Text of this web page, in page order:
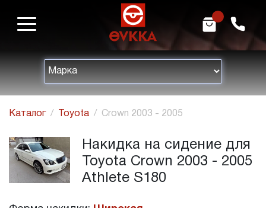
h m
Каталог Toyota Crown 2003 - 2005
Накидка на сидение для
Toyota Crown 2003 - 2005
Athlete S180